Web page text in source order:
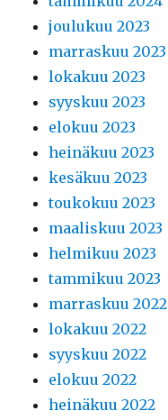
joulukuu 2023
marraskuu 2023
lokakuu 2023
syyskuu 2023
elokuu 2023
heinäkuu 2023
kesäkuu 2023
toukokuu 2023
maaliskuu 2023
helmikuu 2023
tammikuu 2023
marraskuu 2022
lokakuu 2022
syyskuu 2022
elokuu 2022
heinäkuu 2022